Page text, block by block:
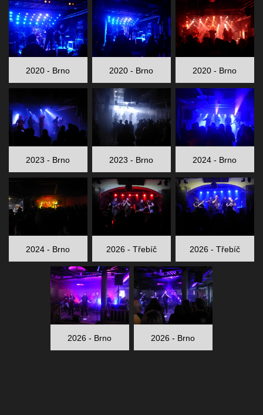
2020 - Brno 2020 - Brno 2020 - Brno
2023 - Brno 2023 - Brno 2024 - Brno
2024 - Brno 2026 - Třebíč 2026 - Třebíč
2026 - Brno 2026 - Brno